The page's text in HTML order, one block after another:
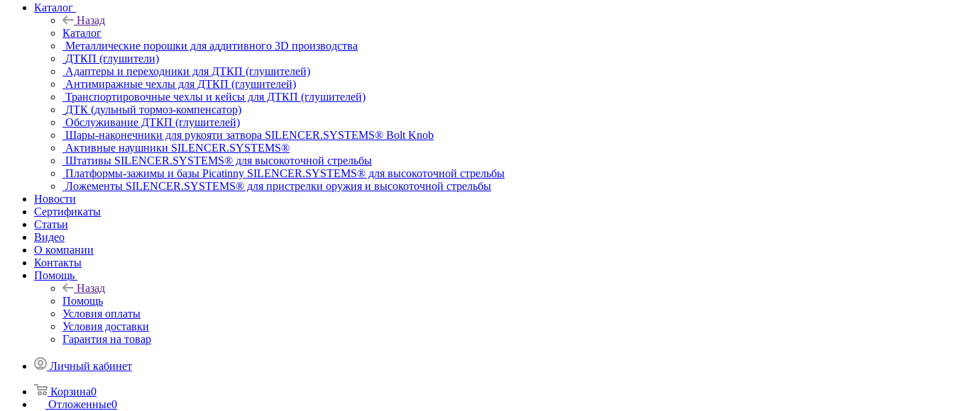
Каталог
Назад
Каталог
Металлические порошки для аддитивного 3D производства
ДТКП (глушители)
Адаптеры и переходники для ДТКП (глушителей)
Антимиражные чехлы для ДТКП (глушителей)
Транспортировочные чехлы и кейсы для ДТКП (глушителей)
ДТК (дульный тормоз-компенсатор)
Обслуживание ДТКП (глушителей)
Шары-наконечники для рукояти затвора SILENCER.SYSTEMS® Bolt Knob
Активные наушники SILENCER.SYSTEMS®
Штативы SILENCER.SYSTEMS® для высокоточной стрельбы
Платформы-зажимы и базы Picatinny SILENCER.SYSTEMS® для высокоточной стрельбы
Ложементы SILENCER.SYSTEMS® для пристрелки оружия и высокоточной стрельбы
Новости
Сертификаты
Статьи
Видео
О компании
Контакты
Помощь
Назад
Помощь
Условия оплаты
Условия доставки
Гарантия на товар
Личный кабинет
Корзина0
Отложенные0